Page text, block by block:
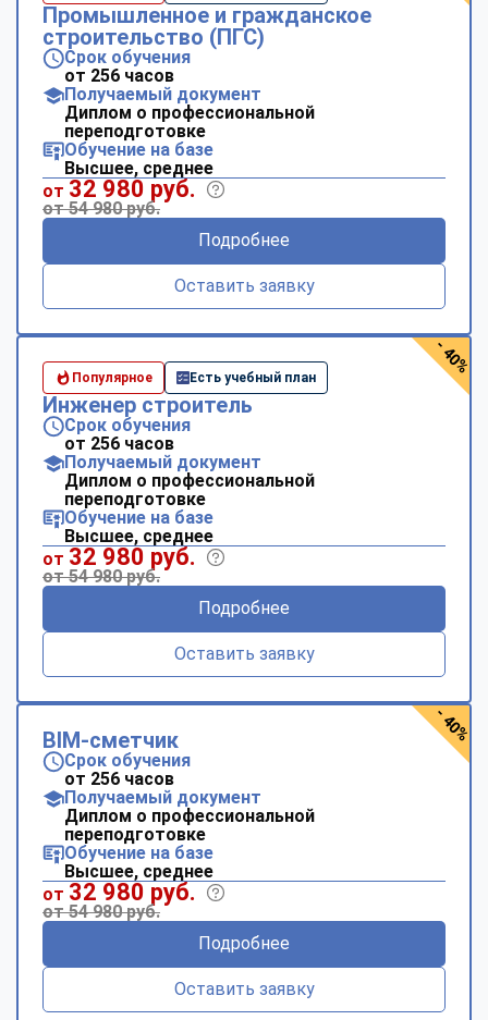
Промышленное и гражданское
строительство (ПГС)
Срок обучения
от 256 часов
Получаемый документ
Диплом о профессиональной
переподготовке
Обучение на базе
Высшее, среднее
от 32 980 руб.
от 54 980 руб.
Подробнее
Оставить заявку
Популярное Есть учебный план
Инженер строитель
Срок обучения
от 256 часов
Получаемый документ
Диплом о профессиональной
переподготовке
Обучение на базе
Высшее, среднее
от 32 980 руб.
от 54 980 руб.
Подробнее
Оставить заявку
- 40%
BIM-сметчик
Срок обучения
от 256 часов
Получаемый документ
Диплом о профессиональной
переподготовке
Обучение на базе
Высшее, среднее
от 32 980 руб.
от 54 980 руб.
Подробнее
Оставить заявку
- 40%